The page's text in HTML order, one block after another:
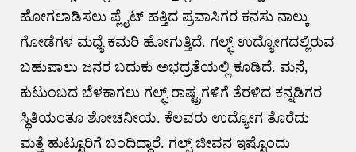
ಹೋಗಲಾಡಿಸಲು ಪ್ಲೈಟ್ ಹತ್ತಿದ ಪ್ರವಾಸಿಗರ ಕನಸು ನಾಲ್ಕು
ಗೋಡೆಗಳ ಮಧ್ಯೆ ಕಮರಿ ಹೋಗುತ್ತಿದೆ. ಗಲ್ಫ್ ಉದ್ಯೋಗದಲ್ಲಿರುವ
ಬಹುಪಾಲು ಜನರ ಬದುಕು ಅಭದ್ರತೆಯಲ್ಲಿ ಕೂಡಿದೆ. ಮನೆ,
ಕುಟುಂಬದ ಬೆಳಕಾಗಲು ಗಲ್ಫ್ ರಾಷ್ಟ್ರಗಳಿಗೆ ತೆರಳಿದ ಕನ್ನಡಿಗರ
ಸ್ಥಿತಿಯಂತೂ ಶೋಚನೀಯ. ಕೆಲವರು ಉದ್ಯೋಗ ತೊರೆದು
ಮತ್ತೆ ಹುಟ್ಟೂರಿಗೆ ಬಂದಿದ್ದಾರೆ. ಗಲ್ಫ್ ಜೀವನ ಇಷ್ಟೊಂದು